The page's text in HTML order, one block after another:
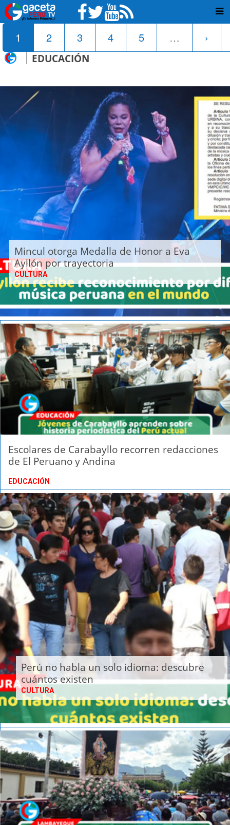
1 2 3 4 5 … ›
EDUCACIÓN
Mincul otorga Medalla de Honor a Eva
Ayllón por trayectoria
CULTURA
Escolares de Carabayllo recorren redacciones
de El Peruano y Andina
EDUCACIÓN
Perú no habla un solo idioma: descubre
cuántos existen
CULTURA